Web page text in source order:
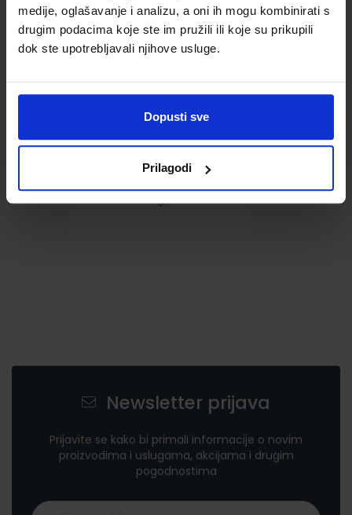
medije, oglašavanje i analizu, a oni ih mogu kombinirati s
drugim podacima koje ste im pružili ili koje su prikupili
dok ste upotrebljavali njihove usluge.
Dopusti sve
Prilagodi
0,85 €
Newsletter prijava
Prijavite se kako bi primali informacije o novim
proizvodima i uslugama, akcijama i drugim
pogodnostima